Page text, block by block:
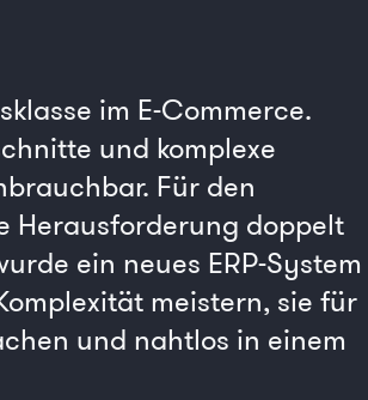
im E-Commerce.
und komplexe
Für den
Herausforderung doppelt
ein neues ERP-System
meistern, sie für
und nahtlos in einem